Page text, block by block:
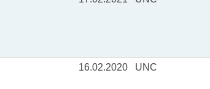
16.02.2020 UNC